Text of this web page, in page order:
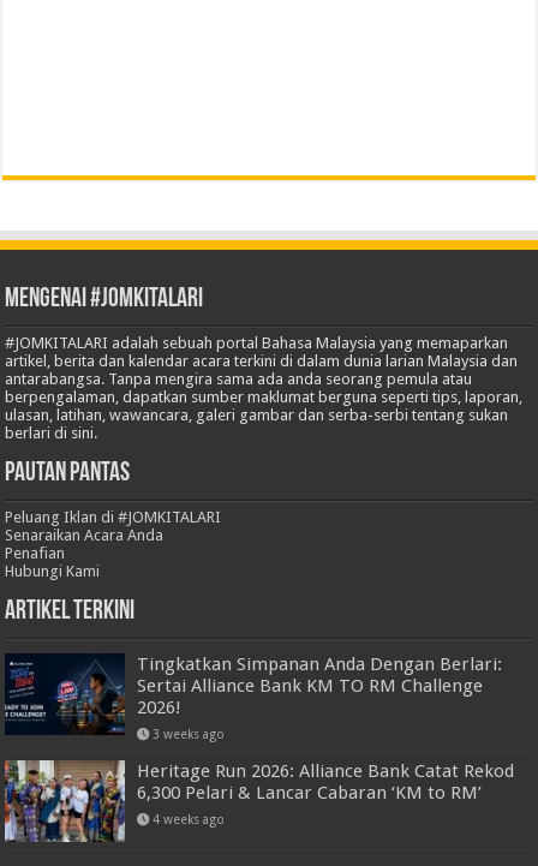
Mengenai #JOMKITALARI
#JOMKITALARI adalah sebuah portal Bahasa Malaysia yang memaparkan
artikel, berita dan kalendar acara terkini di dalam dunia larian Malaysia dan
antarabangsa. Tanpa mengira sama ada anda seorang pemula atau
berpengalaman, dapatkan sumber maklumat berguna seperti tips, laporan,
ulasan, latihan, wawancara, galeri gambar dan serba-serbi tentang sukan
berlari di sini.
Pautan Pantas
Peluang Iklan di #JOMKITALARI
Senaraikan Acara Anda
Penafian
Hubungi Kami
Artikel Terkini
Tingkatkan Simpanan Anda Dengan Berlari:
Sertai Alliance Bank KM TO RM Challenge
2026!
3 weeks ago
Heritage Run 2026: Alliance Bank Catat Rekod
6,300 Pelari & Lancar Cabaran ‘KM to RM’
4 weeks ago